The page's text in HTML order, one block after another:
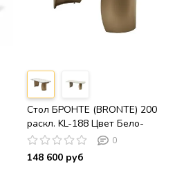
Стол БРОНТЕ (BRONTE) 200
раскл. KL-188 Цвет Бело-
коричневый мрамор
керамика/ ШАМПАНЬ,
®DISAUR
0
148 600 руб